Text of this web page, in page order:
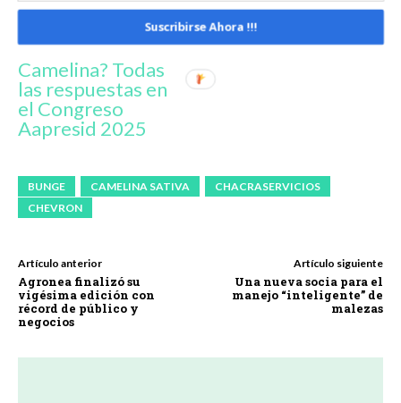
¿Cómo y por qué
sembrar
Camelina? Todas
las respuestas en
el Congreso
Aapresid 2025
BUNGE CAMELINA SATIVA
CHACRASERVICIOS
CHEVRON
Artículo anterior
Agronea finalizó su
vigésima edición con
récord de público y
negocios
Artículo siguiente
Una nueva socia para el
manejo “inteligente” de
malezas
Suscribirse Ahora !!!